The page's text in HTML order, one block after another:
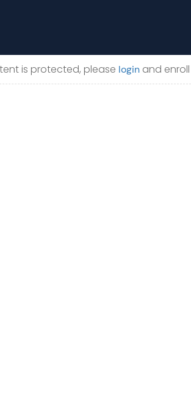
TARIFAS NUEVA AULA VIRTUAL
is protected, please login and